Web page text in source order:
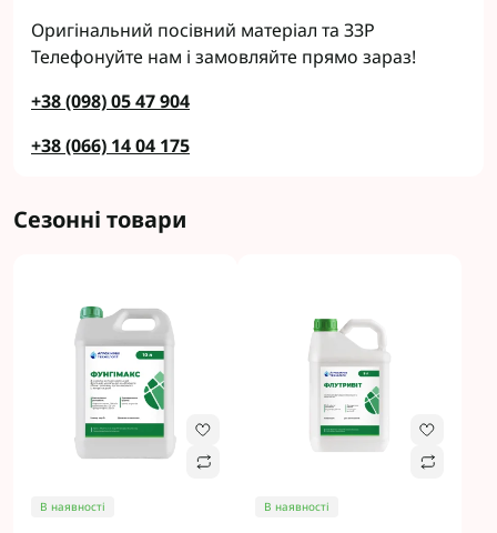
Оригінальний посівний матеріал та ЗЗР
Телефонуйте нам і замовляйте прямо зараз!
+38 (098) 05 47 904
+38 (066) 14 04 175
Сезонні товари
В наявності В наявності